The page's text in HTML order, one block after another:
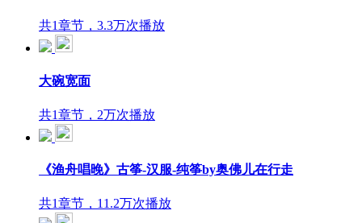
共1章节，3.3万次播放
大碗宽面
共1章节，2万次播放
《渔舟唱晚》古筝-汉服-纯筝by奥佛儿在行走
共1章节，11.2万次播放